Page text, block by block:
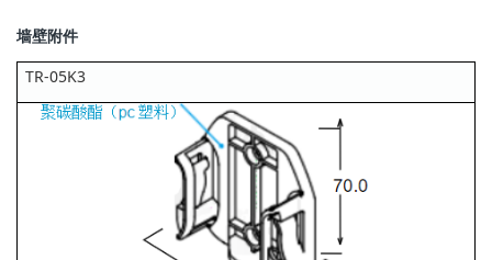
墙壁附件
TR-05K3